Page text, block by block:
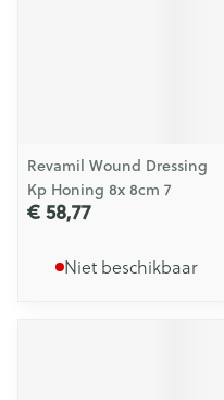
Revamil Wound Dressing
Kp Honing 8x 8cm 7
€ 58,77
Niet beschikbaar